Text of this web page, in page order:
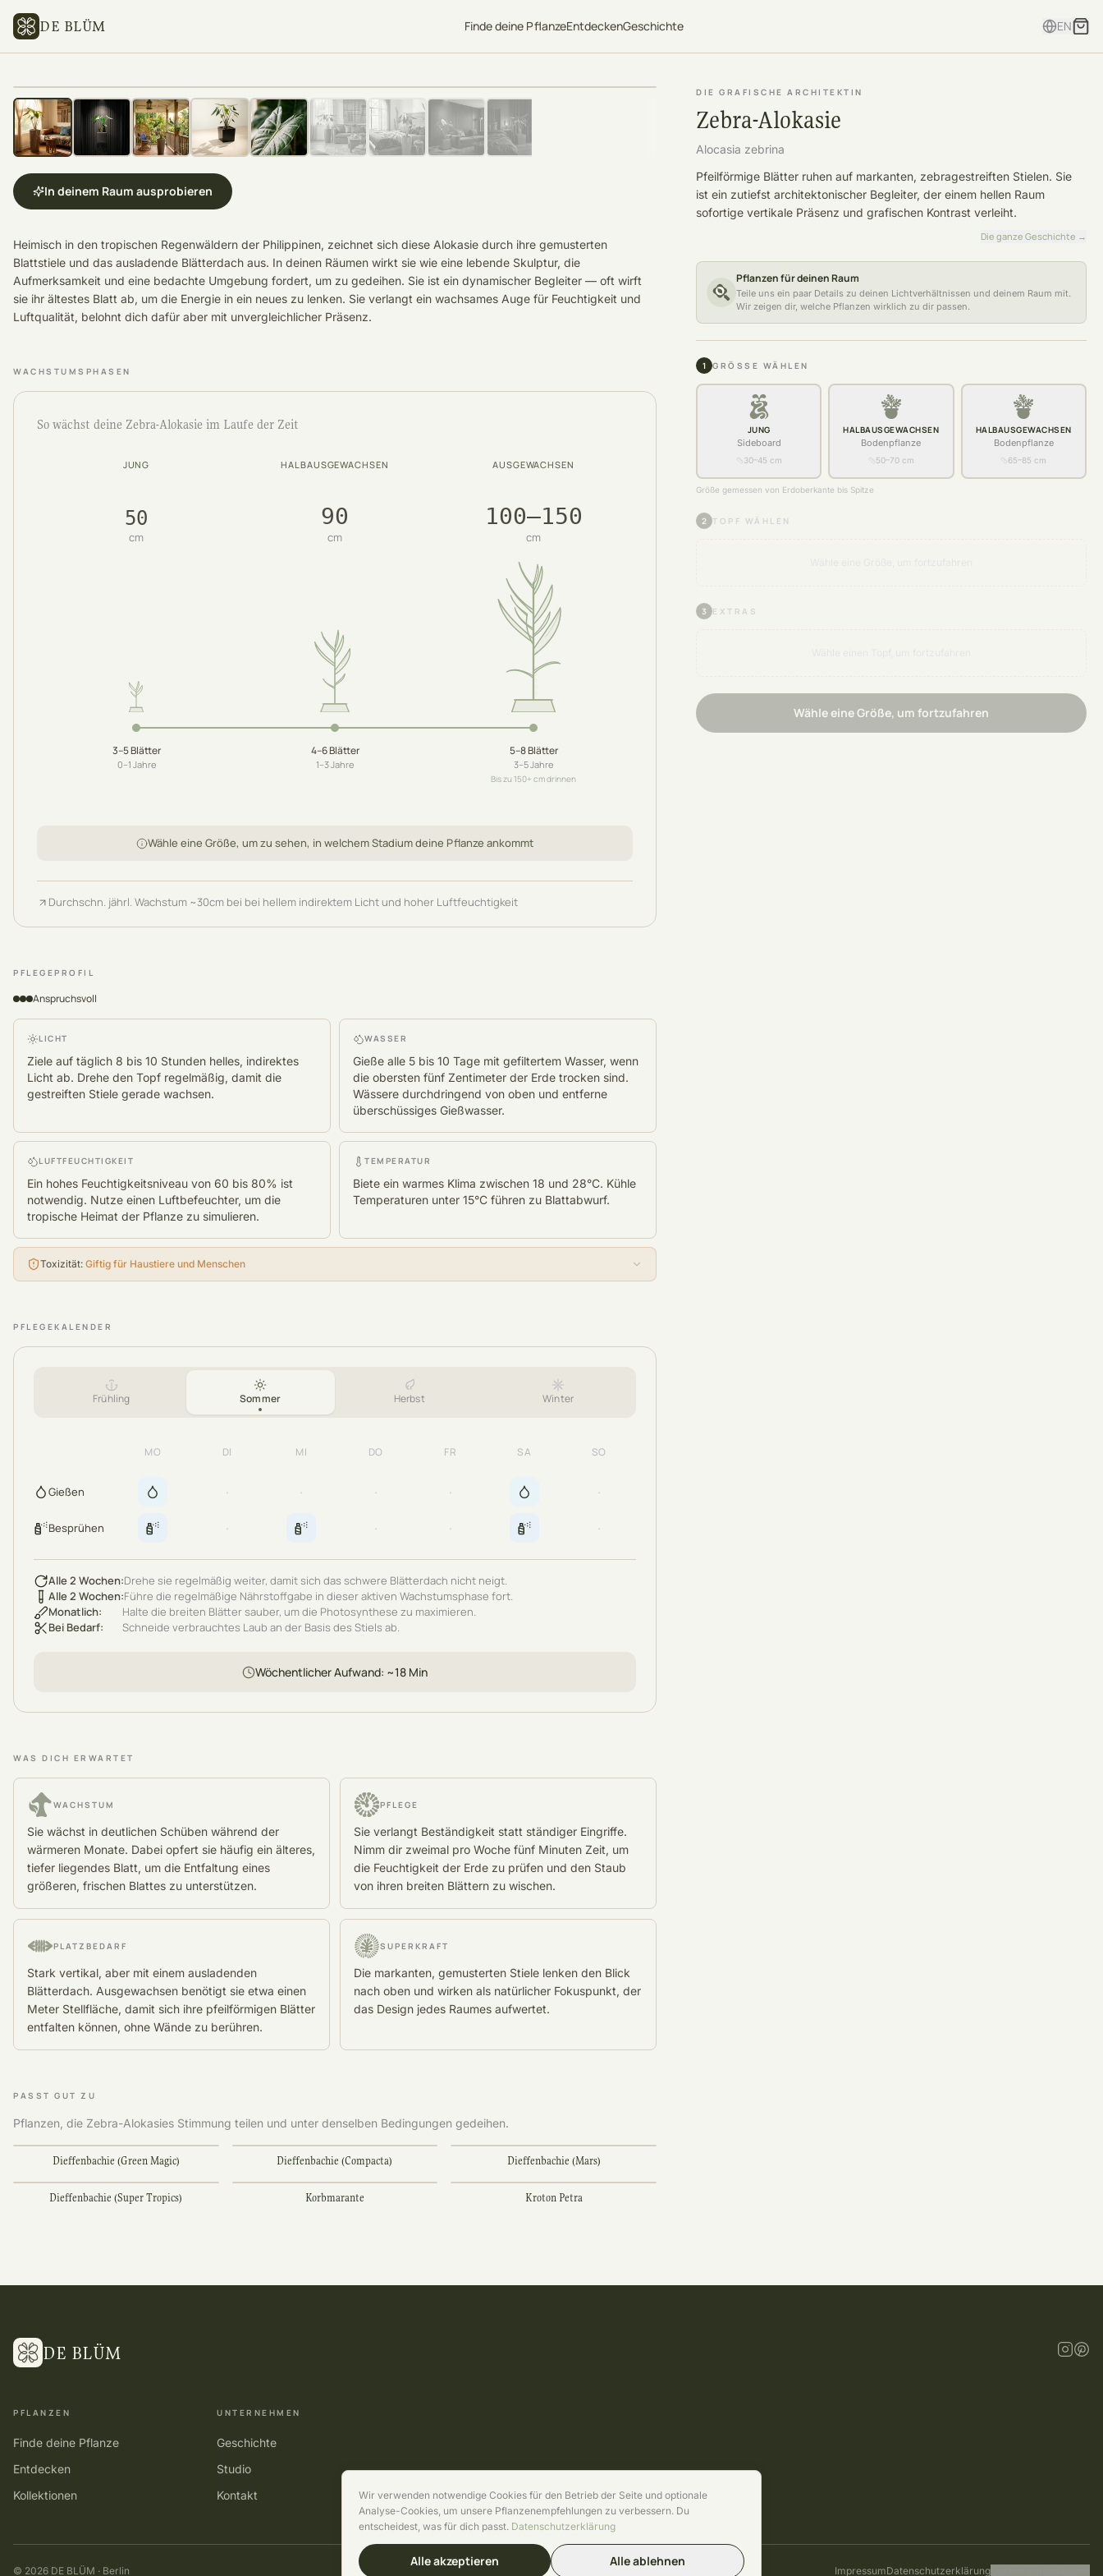
DE BLÜM Finde deine PflanzeEntdeckenGeschichte EN
In deinem Raum ausprobieren
Heimisch in den tropischen Regenwäldern der Philippinen, zeichnet sich diese Alokasie durch ihre gemusterten
Blattstiele und das ausladende Blätterdach aus. In deinen Räumen wirkt sie wie eine lebende Skulptur, die
Aufmerksamkeit und eine bedachte Umgebung fordert, um zu gedeihen. Sie ist ein dynamischer Begleiter — oft wirft
sie ihr ältestes Blatt ab, um die Energie in ein neues zu lenken. Sie verlangt ein wachsames Auge für Feuchtigkeit und
Luftqualität, belohnt dich dafür aber mit unvergleichlicher Präsenz.
WACHSTUMSPHASEN
So wächst deine Zebra-Alokasie im Laufe der Zeit
JUNG
50
cm
3–5Blätter
0–1 Jahre
HALBAUSGEWACHSEN
90
cm
4–6Blätter
1–3Jahre
AUSGEWACHSEN
100–150
cm
5–8Blätter
3–5Jahre
Bis zu 150+ cm drinnen
Wähle eine Größe, um zu sehen, in welchem Stadium deine Pflanze ankommt
Durchschn. jährl. Wachstum ~30cm bei bei hellem indirektem Licht und hoher Luftfeuchtigkeit
PFLEGEPROFIL
Anspruchsvoll
LICHT
Ziele auf täglich 8 bis 10 Stunden helles, indirektes
Licht ab. Drehe den Topf regelmäßig, damit die
gestreiften Stiele gerade wachsen.
WASSER
Gieße alle 5 bis 10 Tage mit gefiltertem Wasser, wenn
die obersten fünf Zentimeter der Erde trocken sind.
Wässere durchdringend von oben und entferne
überschüssiges Gießwasser.
LUFTFEUCHTIGKEIT
Ein hohes Feuchtigkeitsniveau von 60 bis 80% ist
notwendig. Nutze einen Luftbefeuchter, um die
tropische Heimat der Pflanze zu simulieren.
TEMPERATUR
Biete ein warmes Klima zwischen 18 und 28°C. Kühle
Temperaturen unter 15°C führen zu Blattabwurf.
Toxizität: Giftig für Haustiere und Menschen
PFLEGEKALENDER
Frühling Sommer Herbst Winter
MO DI MI DO FR SA SO
Gießen · · · · ·
Besprühen · · · ·
Alle 2 Wochen:Drehe sie regelmäßig weiter, damit sich das schwere Blätterdach nicht neigt.
Alle 2 Wochen:Führe die regelmäßige Nährstoffgabe in dieser aktiven Wachstumsphase fort.
Monatlich:
Halte die breiten Blätter sauber, um die Photosynthese zu maximieren.
Bei Bedarf: Schneide verbrauchtes Laub an der Basis des Stiels ab.
Wöchentlicher Aufwand: ~18 Min
WAS DICH ERWARTET
WACHSTUM
Sie wächst in deutlichen Schüben während der
wärmeren Monate. Dabei opfert sie häufig ein älteres,
tiefer liegendes Blatt, um die Entfaltung eines
größeren, frischen Blattes zu unterstützen.
PFLEGE
Sie verlangt Beständigkeit statt ständiger Eingriffe.
Nimm dir zweimal pro Woche fünf Minuten Zeit, um
die Feuchtigkeit der Erde zu prüfen und den Staub
von ihren breiten Blättern zu wischen.
PLATZBEDARF
Stark vertikal, aber mit einem ausladenden
Blätterdach. Ausgewachsen benötigt sie etwa einen
Meter Stellfläche, damit sich ihre pfeilförmigen Blätter
entfalten können, ohne Wände zu berühren.
SUPERKRAFT
Die markanten, gemusterten Stiele lenken den Blick
nach oben und wirken als natürlicher Fokuspunkt, der
das Design jedes Raumes aufwertet.
PASST GUT ZU
Pflanzen, die Zebra-Alokasies Stimmung teilen und unter denselben Bedingungen gedeihen.
Dieffenbachie (Green Magic) Dieffenbachie (Compacta) Dieffenbachie (Mars)
Dieffenbachie (Super Tropics) Korbmarante Kroton Petra
DIE GRAFISCHE ARCHITEKTIN
Zebra-Alokasie
Alocasia zebrina
Pfeilförmige Blätter ruhen auf markanten, zebragestreiften Stielen. Sie
ist ein zutiefst architektonischer Begleiter, der einem hellen Raum
sofortige vertikale Präsenz und grafischen Kontrast verleiht.
Die ganze Geschichte →
Pflanzen für deinen Raum
Teile uns ein paar Details zu deinen Lichtverhältnissen und deinem Raum mit.
Wir zeigen dir, welche Pflanzen wirklich zu dir passen.
1 GRÖSSE WÄHLEN
JUNG
Sideboard
30–45 cm
HALBAUSGEWACHSEN
Bodenpflanze
50–70 cm
HALBAUSGEWACHSEN
Bodenpflanze
65–85 cm
Größe gemessen von Erdoberkante bis Spitze
2 TOPF WÄHLEN
3 EXTRAS
Wähle eine Größe, um fortzufahren
DE BLÜM
PFLANZEN
Finde deine Pflanze
Entdecken
Kollektionen
UNTERNEHMEN
Geschichte
Studio
Kontakt
© 2026 DE BLÜM · Berlin ImpressumDatenschutzerklärung
Wir verwenden notwendige Cookies für den Betrieb der Seite und optionale
Analyse-Cookies, um unsere Pflanzenempfehlungen zu verbessern. Du
entscheidest, was für dich passt. Datenschutzerklärung
Alle akzeptieren Alle ablehnen